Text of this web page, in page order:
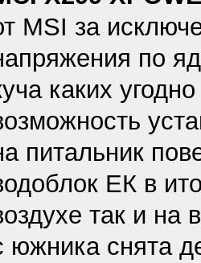
MSI за
по
каких
питальник
ЕК в
так и на
южника снята